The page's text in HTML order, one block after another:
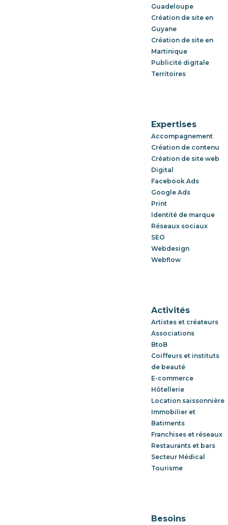
Guadeloupe
Création de site en
Guyane
Création de site en
Martinique
Publicité digitale
Territoires
Expertises
Accompagnement
Création de contenu
Création de site web
Digital
Facebook Ads
Google Ads
Print
Identité de marque
Réseaux sociaux
SEO
Webdesign
Webflow
Activités
Artistes et créateurs
Associations
BtoB
Coiffeurs et instituts
de beauté
E-commerce
Hôtellerie
Location saissonnière
Immobilier et
Batiments
Franchises et réseaux
Restaurants et bars
Secteur Médical
Tourisme
Besoins